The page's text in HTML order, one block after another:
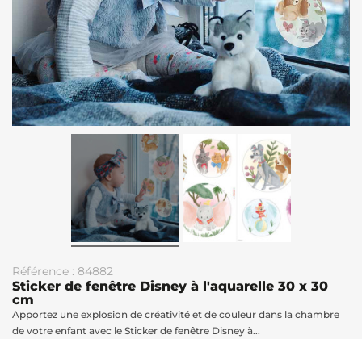
Référence : 84882
Sticker de fenêtre Disney à l'aquarelle 30 x 30
cm
Apportez une explosion de créativité et de couleur dans la chambre
de votre enfant avec le Sticker de fenêtre Disney à...